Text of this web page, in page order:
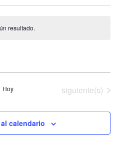
resultado.
Hoy Eventos
siguiente(s)
calendario